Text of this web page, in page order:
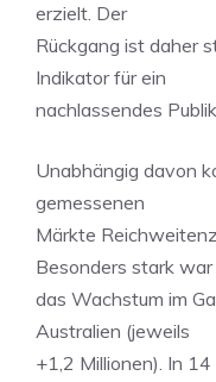
erzielt. Der
Rückgang ist daher
Indikator für ein
nachlassendes
Unabhängig davon
gemessenen
Märkte
Besonders stark war
das Wachstum im
Australien (jeweils
+1,2 Millionen). In